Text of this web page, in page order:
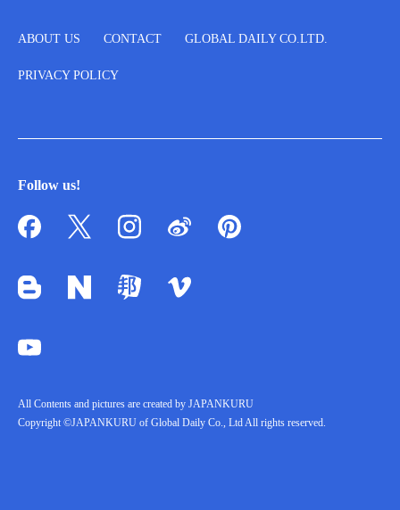
ABOUT US CONTACT GLOBAL DAILY CO.LTD.
PRIVACY POLICY
Follow us!
All Contents and pictures are created by JAPANKURU
Copyright ©JAPANKURU of Global Daily Co., Ltd All rights reserved.